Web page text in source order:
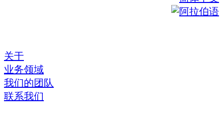
关于
业务领域
我们的团队
联系我们